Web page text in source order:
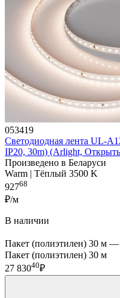
053419
Светодиодная лента UL-
IP20, 30m) (Arlight,
Произведено в Беларуси
Warm | Тёплый 3500 K
92768
₽/м
В наличии
Пакет (полиэтилен) 30 м —
Пакет (полиэтилен) 30 м
27 83040₽